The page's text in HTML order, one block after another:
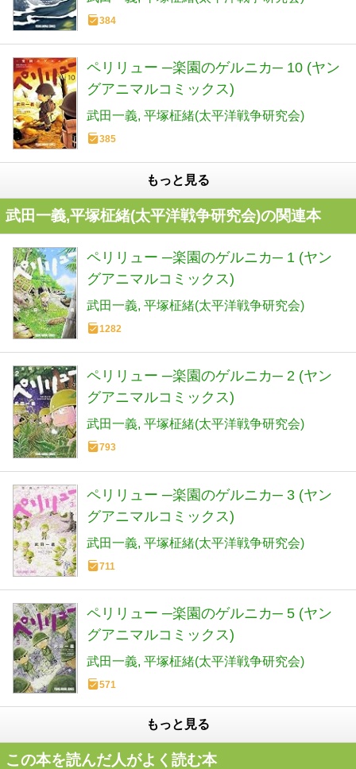
384
ペリリュー ─楽園のゲルニカ─ 10 (ヤン
グアニマルコミックス)
武田一義 平塚柾緒(太平洋戦争研究会)
385
もっと見る
武田一義,平塚柾緒(太平洋戦争研究会)の関連本
ペリリュー ─楽園のゲルニカ─ 1 (ヤン
グアニマルコミックス)
武田一義 平塚柾緒(太平洋戦争研究会)
1282
ペリリュー ─楽園のゲルニカ─ 2 (ヤン
グアニマルコミックス)
武田一義 平塚柾緒(太平洋戦争研究会)
793
ペリリュー ─楽園のゲルニカ─ 3 (ヤン
グアニマルコミックス)
武田一義 平塚柾緒(太平洋戦争研究会)
711
ペリリュー ─楽園のゲルニカ─ 5 (ヤン
グアニマルコミックス)
武田一義 平塚柾緒(太平洋戦争研究会)
571
もっと見る
この本を読んだ人がよく読む本